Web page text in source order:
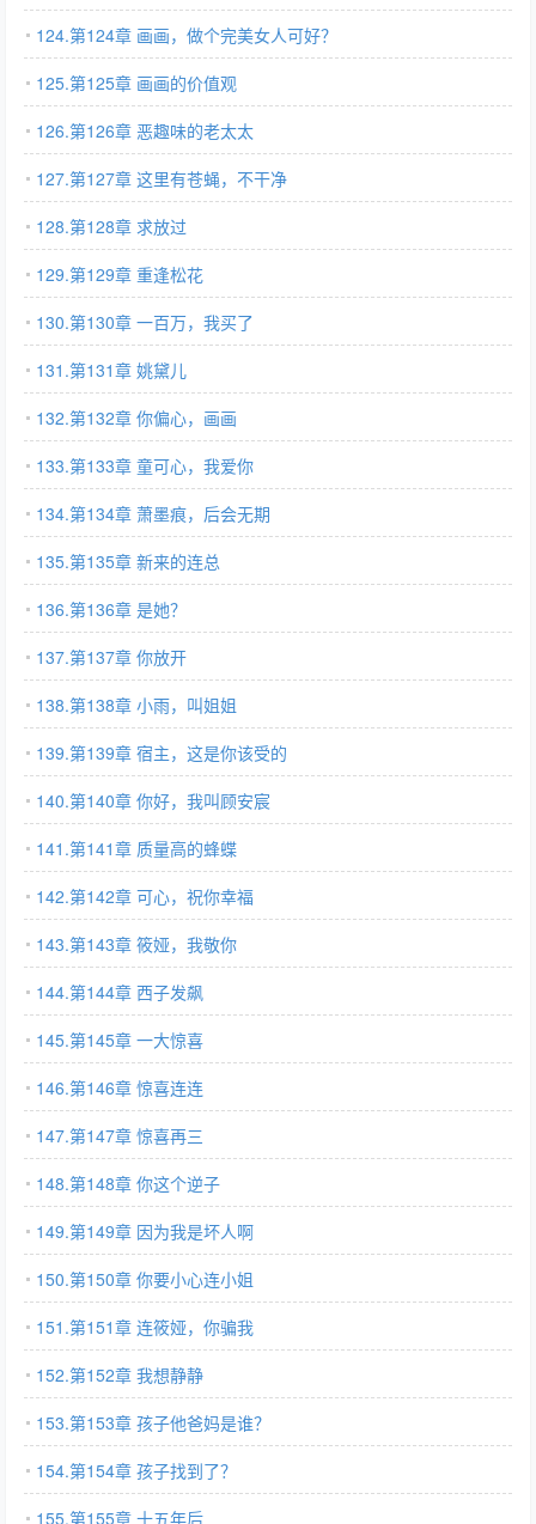
124.第124章 画画，做个完美女人可好？
125.第125章 画画的价值观
126.第126章 恶趣味的老太太
127.第127章 这里有苍蝇，不干净
128.第128章 求放过
129.第129章 重逢松花
130.第130章 一百万，我买了
131.第131章 姚黛儿
132.第132章 你偏心，画画
133.第133章 童可心，我爱你
134.第134章 萧墨痕，后会无期
135.第135章 新来的连总
136.第136章 是她？
137.第137章 你放开
138.第138章 小雨，叫姐姐
139.第139章 宿主，这是你该受的
140.第140章 你好，我叫顾安宸
141.第141章 质量高的蜂蝶
142.第142章 可心，祝你幸福
143.第143章 筱娅，我敬你
144.第144章 西子发飙
145.第145章 一大惊喜
146.第146章 惊喜连连
147.第147章 惊喜再三
148.第148章 你这个逆子
149.第149章 因为我是坏人啊
150.第150章 你要小心连小姐
151.第151章 连筱娅，你骗我
152.第152章 我想静静
153.第153章 孩子他爸妈是谁？
154.第154章 孩子找到了？
155.第155章 十五年后